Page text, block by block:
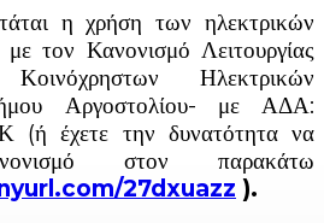
η χρήση των ηλεκτρικών
τον Κανονισμό Λειτουργίας
Ηλεκτρικών
Αργοστολίου- με ΑΔΑ:
έχετε την δυνατότητα να
στον παρακάτω
27dxuazz ).